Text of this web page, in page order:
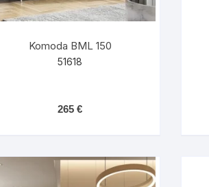
Komoda BML 150
51618
265€